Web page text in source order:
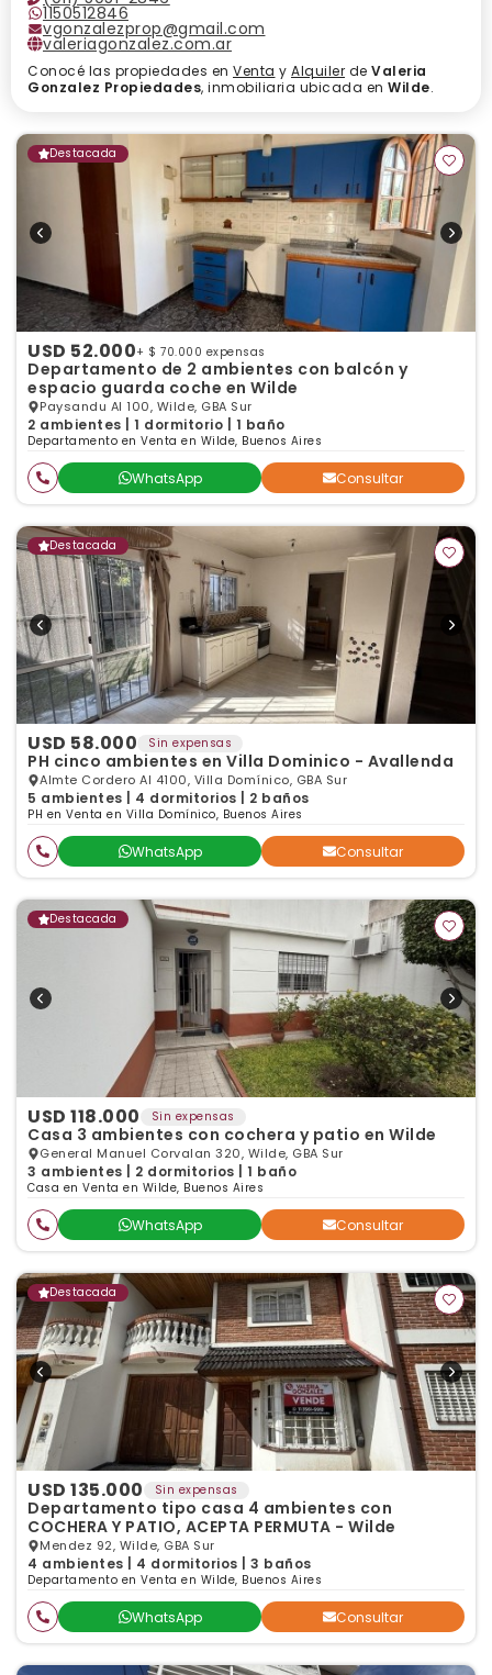
1150512846
vgonzalezprop@gmail.com
valeriagonzalez.com.ar
Conocé las propiedades en Venta y Alquiler de Valeria
Gonzalez Propiedades, inmobiliaria ubicada en Wilde.
Destacada
USD 52.000+ $ 70.000 expensas
Departamento de 2 ambientes con balcón y
espacio guarda coche en Wilde
Paysandu Al 100, Wilde, GBA Sur
2 ambientes | 1 dormitorio | 1 baño
Departamento en Venta en Wilde, Buenos Aires
WhatsApp Consultar
Destacada
USD 58.000 Sin expensas
PH cinco ambientes en Villa Dominico - Avallenda
Almte Cordero Al 4100, Villa Domínico, GBA Sur
5 ambientes | 4 dormitorios | 2 baños
PH en Venta en Villa Domínico, Buenos Aires
WhatsApp Consultar
Destacada
USD 118.000 Sin expensas
Casa 3 ambientes con cochera y patio en Wilde
General Manuel Corvalan 320, Wilde, GBA Sur
3 ambientes | 2 dormitorios | 1 baño
Casa en Venta en Wilde, Buenos Aires
WhatsApp Consultar
Destacada
USD 135.000 Sin expensas
Departamento tipo casa 4 ambientes con
COCHERA Y PATIO, ACEPTA PERMUTA - Wilde
Mendez 92, Wilde, GBA Sur
4 ambientes | 4 dormitorios | 3 baños
Departamento en Venta en Wilde, Buenos Aires
WhatsApp Consultar